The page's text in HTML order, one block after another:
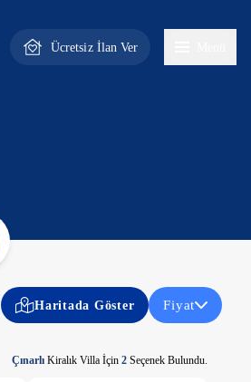
Ücretsiz İlan Ver
Haritada Göster Fiyat
Çınarlı Kiralık Villa İçin 2 Seçenek Bulundu.